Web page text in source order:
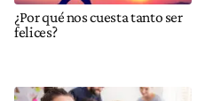
¿Por qué nos cuesta tanto ser
felices?